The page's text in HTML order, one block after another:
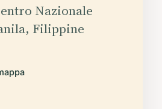
Nazionale
Filippine